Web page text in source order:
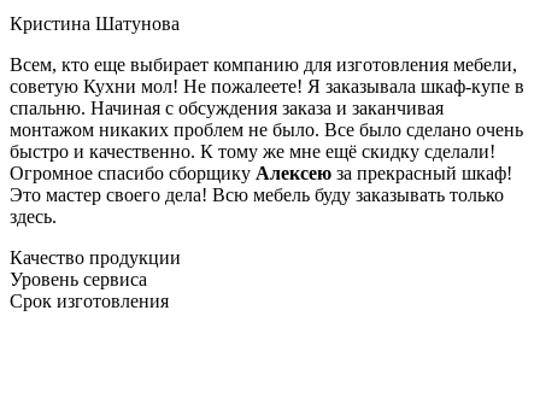
Кристина Шатунова
Всем, кто еще выбирает компанию для изготовления мебели,
советую Кухни мол! Не пожалеете! Я заказывала шкаф-купе в
спальню. Начиная с обсуждения заказа и заканчивая
монтажом никаких проблем не было. Все было сделано очень
быстро и качественно. К тому же мне ещё скидку сделали!
Огромное спасибо сборщику Алексею за прекрасный шкаф!
Это мастер своего дела! Всю мебель буду заказывать только
здесь.
Качество продукции
Уровень сервиса
Срок изготовления